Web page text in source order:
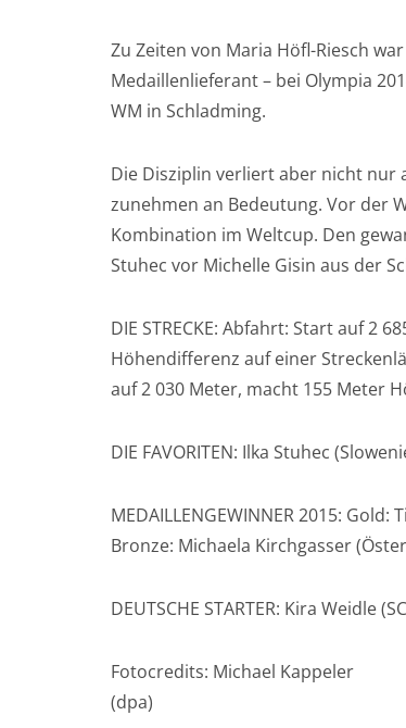
Zu Zeiten von Maria Höfl-Riesch
Medaillenlieferant – bei Olympia
WM in Schladming.
Die Disziplin verliert aber nicht nur
zunehmen an Bedeutung. Vor der
Kombination im Weltcup. Den
Stuhec vor Michelle Gisin aus der
DIE STRECKE: Abfahrt: Start auf 2
Höhendifferenz auf einer
auf 2 030 Meter, macht 155 Meter
DIE FAVORITEN: Ilka Stuhec
MEDAILLENGEWINNER 2015:
Bronze: Michaela Kirchgasser
DEUTSCHE STARTER: Kira Weidle
Fotocredits: Michael Kappeler
(dpa)